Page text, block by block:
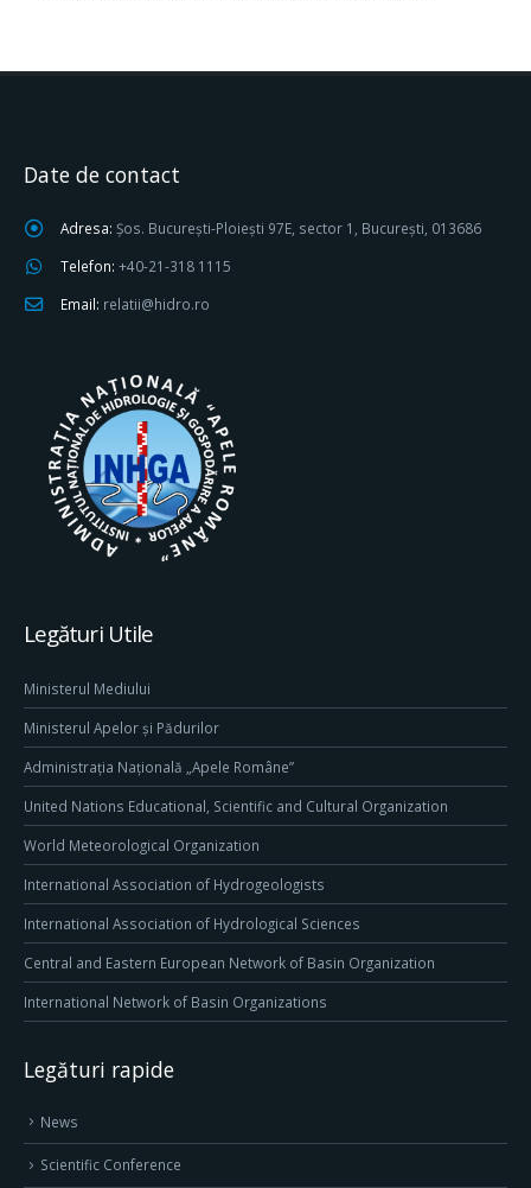
Date de contact
Adresa: Șos. București-Ploiești 97E, sector 1, București, 013686
Telefon: +40-21-318 1115
Email: relatii@hidro.ro
Legături Utile
Ministerul Mediului
Ministerul Apelor și Pădurilor
Administrația Națională „Apele Române”
United Nations Educational, Scientific and Cultural Organization
World Meteorological Organization
International Association of Hydrogeologists
International Association of Hydrological Sciences
Central and Eastern European Network of Basin Organization
International Network of Basin Organizations
Legături rapide
News
Scientific Conference